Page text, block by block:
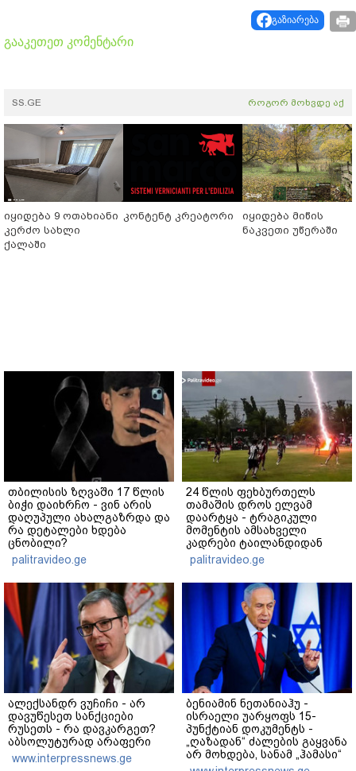
გაზიარება
გააკეთეთ კომენტარი
SS.GE როგორ მოხვდე აქ
იყიდება 9 ოთახიანი
კერძო სახლი
ქალაში
კონტენტ კრეატორი
იყიდება მიწის
ნაკვეთი უწერაში
თბილისის ზღვაში 17 წლის
ბიჭი დაიხრჩო - ვინ არის
დაღუპული ახალგაზრდა და
რა დეტალები ხდება
ცნობილი?
palitravideo.ge
24 წლის ფეხბურთელს
თამაშის დროს ელვამ
დაარტყა - ტრაგიკული
მომენტის ამსახველი
კადრები ტაილანდიდან
მედიაში ვრცელდება
palitravideo.ge
ალექსანდრ ვუჩიჩი - არ
დავუწესეთ სანქციები
რუსეთს - რა დავკარგეთ?
აბსოლუტურად არაფერი
www.interpressnews.ge
ბენიამინ ნეთანიაჰუ -
ისრაელი უარყოფს 15-
პუნქტიან დოკუმენტს -
„ღაზადან“ ძალების გაყვანა
არ მოხდება, სანამ „ჰამასი“
ნამდვილად არ